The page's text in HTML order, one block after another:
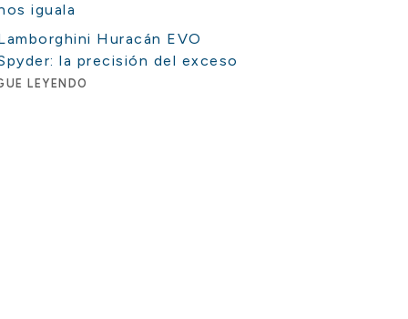
iguala
Huracán EVO
la precisión del exceso
LEYENDO